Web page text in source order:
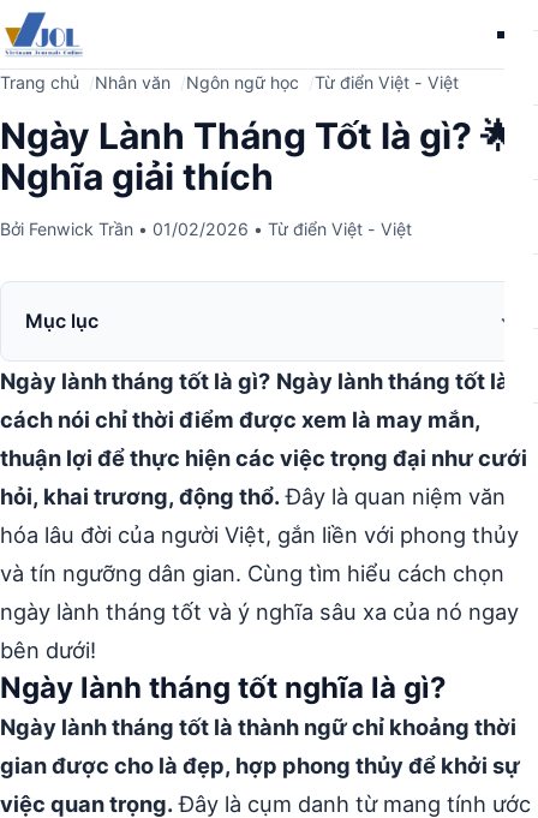
Trang chủ Nhân văn Ngôn ngữ học Từ điển Việt - Việt
Ngày Lành Tháng Tốt là gì? 🌟
Nghĩa giải thích
Bởi Fenwick Trần • 01/02/2026 • Từ điển Việt - Việt
Mục lục
Ngày lành tháng tốt là gì? Ngày lành tháng tốt là
cách nói chỉ thời điểm được xem là may mắn,
thuận lợi để thực hiện các việc trọng đại như cưới
hỏi, khai trương, động thổ.Đây là quan niệm văn
hóa lâu đời của người Việt, gắn liền với phong thủy
và tín ngưỡng dân gian. Cùng tìm hiểu cách chọn
ngày lành tháng tốt và ý nghĩa sâu xa của nó ngay
bên dưới!
Ngày lành tháng tốt nghĩa là gì?
Ngày lành tháng tốt là thành ngữ chỉ khoảng thời
gian được cho là đẹp, hợp phong thủy để khởi sự
việc quan trọng.Đây là cụm danh từ mang tính ước